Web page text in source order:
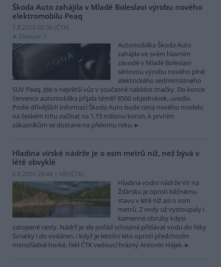
Škoda Auto zahájila v Mladé Boleslavi výrobu nového
elektromobilu Peaq
7.8.2026 00:36 (ČTK)
Diskuse: 1
Automobilka Škoda Auto
zahájila ve svém hlavním
závodě v Mladé Boleslavi
sériovou výrobu nového plně
elektrického sedmimístného
SUV Peaq. Jde o největší vůz v současné nabídce značky. Do konce
července automobilka přijala téměř 8500 objednávek, uvedla.
Podle dřívějších informací Škoda Auto bude cena nového modelu
na českém trhu začínat na 1,15 milionu korun, k prvním
zákazníkům se dostane na přelomu roku.
Hladina vírské nádrže je o osm metrů níž, než bývá v
létě obvyklé
6.8.2026 20:48 | VÍR (ČTK)
Hladina vodní nádrže Vír na
Žďársku je oproti běžnému
stavu v létě níž asi o osm
metrů. Z vody už vystoupaly i
kamenné obruby kdysi
zatopené cesty. Nádrž je ale pořád schopná přidávat vodu do řeky
Svratky i do vodáren, i když je letošní léto oproti předchozím
mimořádně horké, řekl ČTK vedoucí hrázný Antonín Hájek.